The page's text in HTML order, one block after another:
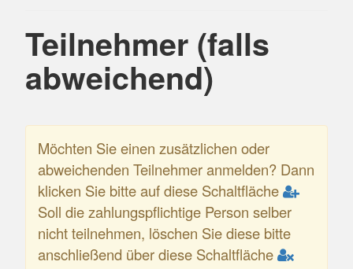
Teilnehmer (falls
abweichend)
Möchten Sie einen zusätzlichen oder
abweichenden Teilnehmer anmelden? Dann
klicken Sie bitte auf diese Schaltfläche
Soll die zahlungspflichtige Person selber
nicht teilnehmen, löschen Sie diese bitte
anschließend über diese Schaltfläche